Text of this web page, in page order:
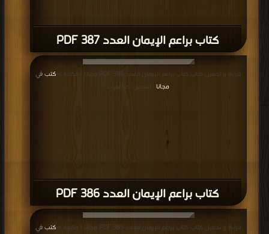
كتاب براعم الإيمان العدد 387 PDF
كتاب براعم الإيمان العدد 386 PDF
قراءة و تحميل كتاب كتاب براعم الإيمان العدد 386 PDF مجانا | مكتبة >
كتب في
مجانا | التحميل : مرة/مرات
قراءة و تحميل كتاب كتاب براعم الإيمان العدد 385 PDF مجانا | مكتبة >
كتب في